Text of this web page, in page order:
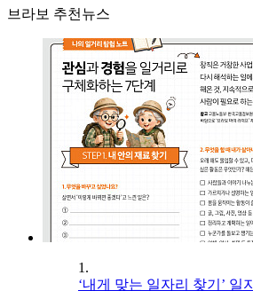
브라보 추천뉴스
1.
‘내게 맞는 일자리 찾기’ 일